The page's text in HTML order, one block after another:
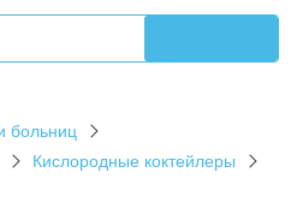
больниц
Кислородные коктейлеры